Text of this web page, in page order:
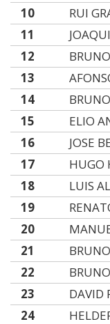
10
RUI
11
12
13
14
15
ELIO
16
JOSE
17
HUGO
18
LUIS
19
20
21
22
23
DAVID
24